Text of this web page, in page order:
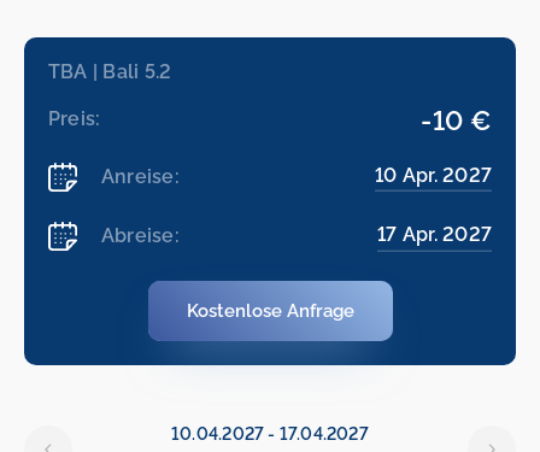
TBA | Bali 5.2
Preis: -10 €
Anreise: 10 Apr. 2027
Abreise: 17 Apr. 2027
Kostenlose Anfrage
10.04.2027- 17.04.2027